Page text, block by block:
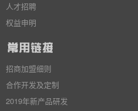
人才招聘
权益申明
招商加盟细则
合作开发及定制
2019年新产品研发